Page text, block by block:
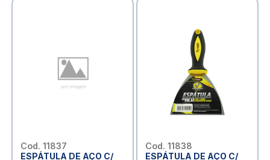
Cod. 11837
ESPÁTULA DE AÇO C/
Cod. 11838
ESPÁTULA DE AÇO C/